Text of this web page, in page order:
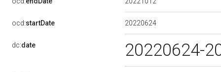
ocd:startDate 20220624
dc:date 20220624-